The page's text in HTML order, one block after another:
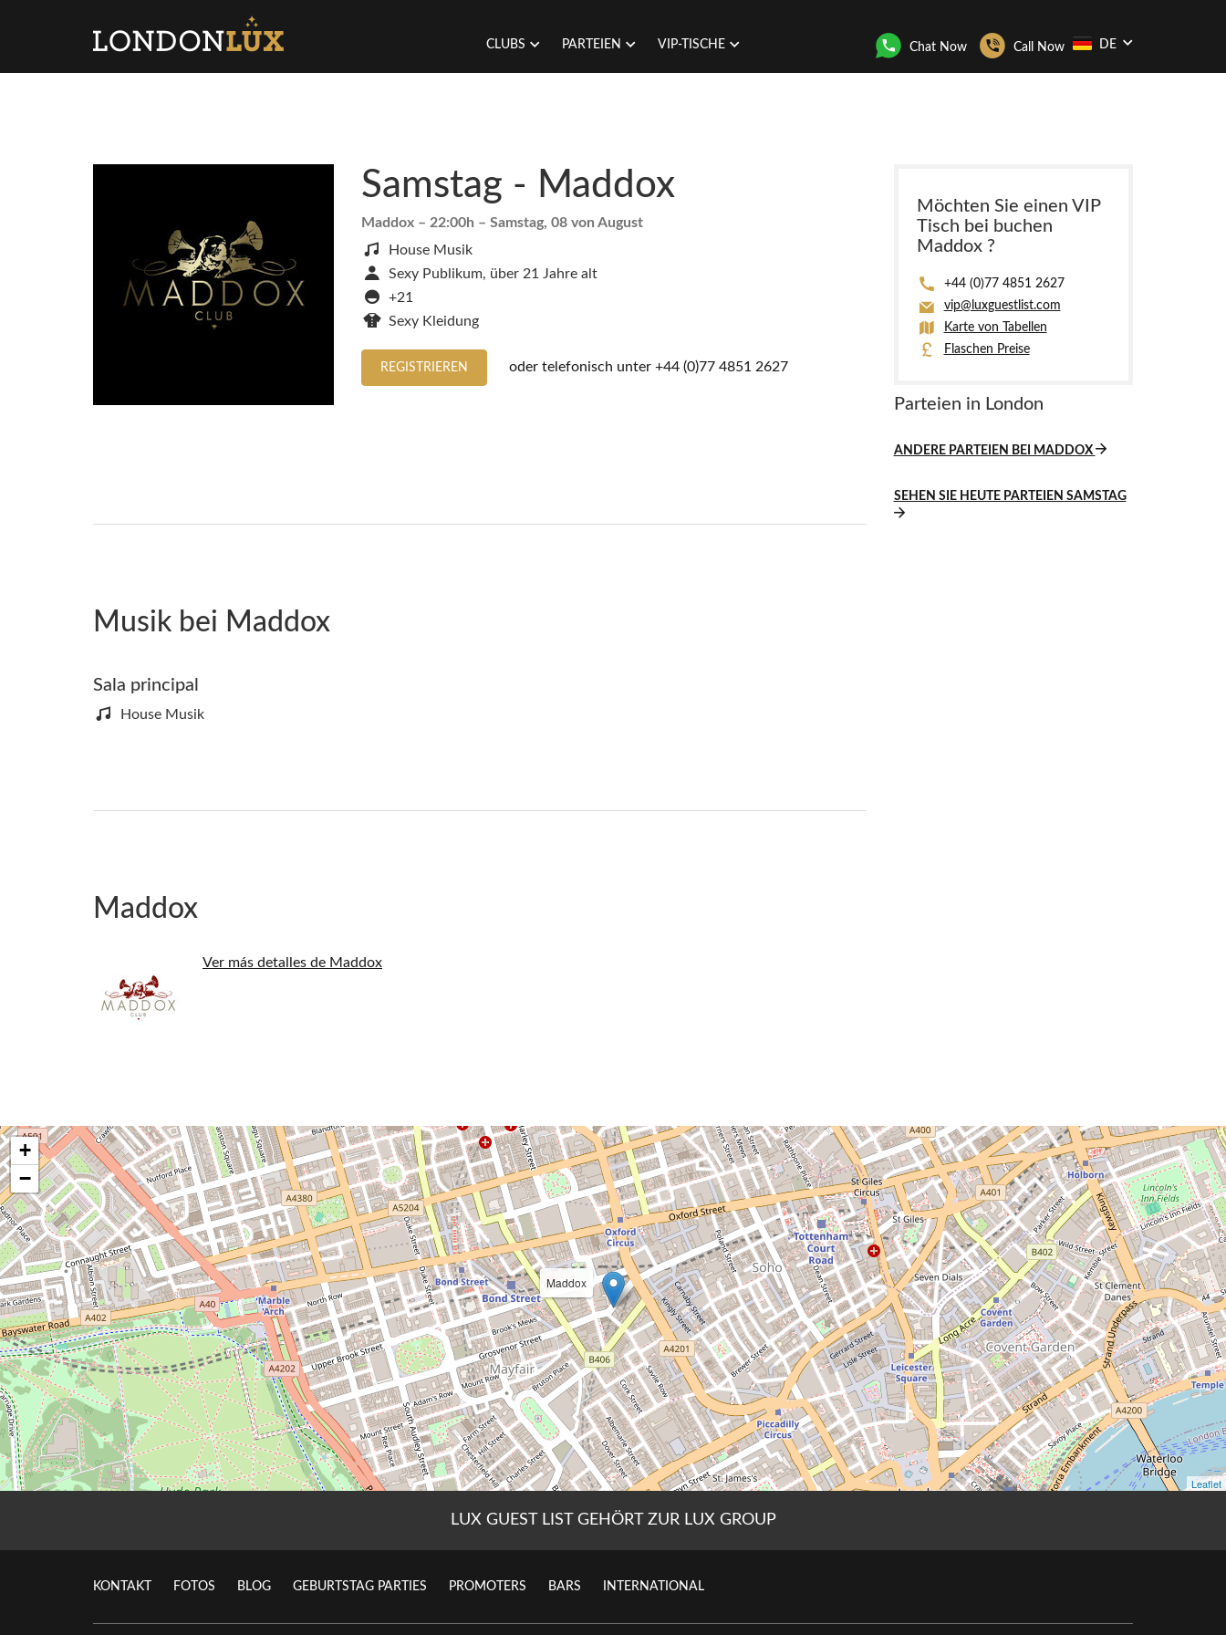
CLUBS PARTEIEN VIP-TISCHE Chat Now Call Now DE
Samstag - Maddox
Maddox – 22:00h – Samstag, 08 von August
House Musik
Sexy Publikum, über 21 Jahre alt
+21
Sexy Kleidung
REGISTRIEREN oder telefonisch unter +44 (0)77 4851 2627
Musik bei Maddox
Sala principal
House Musik
Maddox
Ver más detalles de Maddox
Möchten Sie einen VIP
Tisch bei buchen
Maddox ?
+44 (0)77 4851 2627
vip@luxguestlist.com
Karte von Tabellen
Flaschen Preise
Parteien in London
ANDERE PARTEIEN BEI MADDOX
SEHEN SIE HEUTE PARTEIEN SAMSTAG
LUX GUEST LIST GEHÖRT ZUR LUX GROUP
KONTAKT FOTOS BLOG GEBURTSTAG PARTIES PROMOTERS BARS INTERNATIONAL